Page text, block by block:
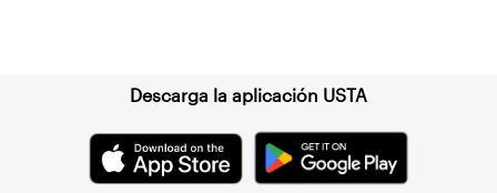
Descarga la aplicación USTA